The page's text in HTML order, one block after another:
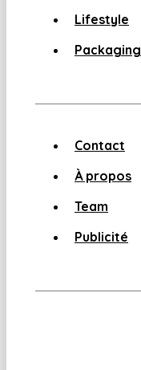
Lifestyle
Packaging
Contact
À propos
Team
Publicité